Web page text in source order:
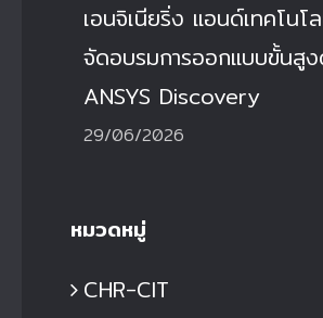
เอนจิเนียริ่ง แอนด์เทคโนโ
จัดอบรมการออกแบบขั้นสู
ANSYS Discovery
29/06/2026
หมวดหมู่
CHR-CIT